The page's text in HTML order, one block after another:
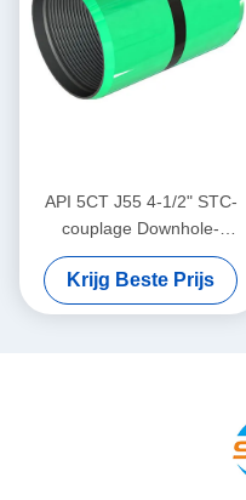
API 5CT J55 4-1/2" STC-
couplage Downhole-
boorgereedschap voor
Onshore-olie-
gasontwikkelingsprojecten,
Krijg Beste Prijs